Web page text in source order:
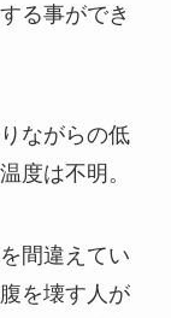
る事ができ
ながらの低
度は不明。
間違えてい
を壊す人が